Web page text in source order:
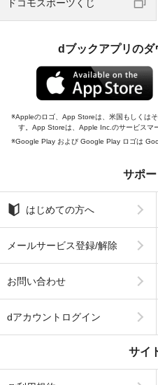
ドコモスポーツくじ
dブックアプリのダ
Appleのロゴ、App Storeは、米国もしくは
す。App Storeは、Apple Inc.のサービスマ
Google Play および Google Play ロゴは
サポ
はじめての方へ
メールサービス登録/解除
お問い合わせ
dアカウントログイン
サイ